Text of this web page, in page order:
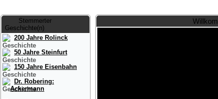
Stemmerter
Geschichte(n)
200 Jahre Rolinck
50 Jahre Steinfurt
150 Jahre Eisenbahn
Dr. Robering:
Ackermann